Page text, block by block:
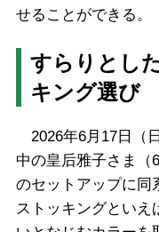
せることができる。
すらりとし
キング選び
2026年6月17日（
中の皇后雅子さま（
のセットアップに同
ストッキングといえ